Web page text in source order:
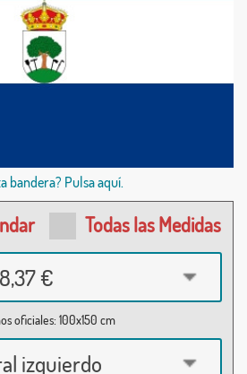
bandera? Pulsa aquí.
Todas las Medidas
€
oficiales: 100x150 cm
izquierdo